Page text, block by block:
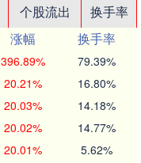
个股流出
换手率
涨幅
换手率
396.89% 79.39%
20.21% 16.80%
20.03% 14.18%
20.02% 14.77%
20.01% 5.62%